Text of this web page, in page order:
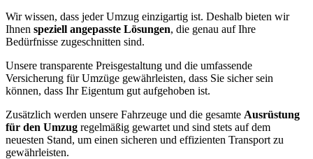
Wir wissen, dass jeder Umzug einzigartig ist. Deshalb bieten wir
Ihnen speziell angepasste Lösungen, die genau auf Ihre
Bedürfnisse zugeschnitten sind.
Unsere transparente Preisgestaltung und die umfassende
Versicherung für Umzüge gewährleisten, dass Sie sicher sein
können, dass Ihr Eigentum gut aufgehoben ist.
Zusätzlich werden unsere Fahrzeuge und die gesamte Ausrüstung
für den Umzug regelmäßig gewartet und sind stets auf dem
neuesten Stand, um einen sicheren und effizienten Transport zu
gewährleisten.